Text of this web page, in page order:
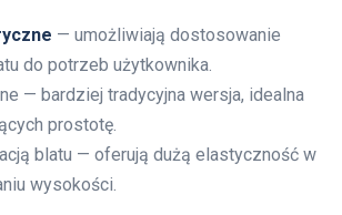
— umożliwiają dostosowanie
do potrzeb użytkownika.
— bardziej tradycyjna wersja, idealna
prostotę.
blatu — oferują dużą elastyczność w
wysokości.